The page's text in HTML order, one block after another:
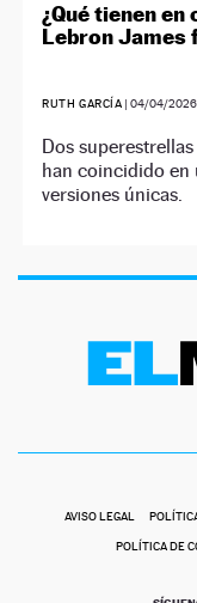
¿Qué tienen en
Lebron James
RUTH GARCÍA |04/04/2026
Dos
han coincidido en
versiones únicas.
AVISO LEGAL
POLÍTICA DE